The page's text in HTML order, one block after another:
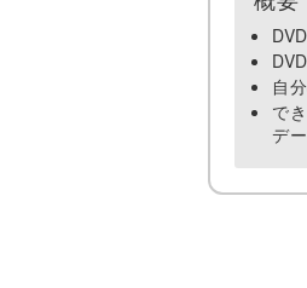
自
で
デ